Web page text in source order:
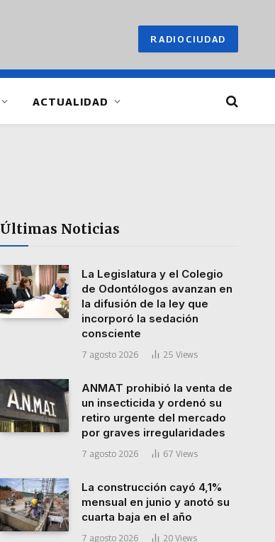
RADIOCIUDAD
ACTUALIDAD
Últimas Noticias
La Legislatura y el Colegio
de Odontólogos avanzan en
la difusión de la ley que
incorporó la sedación
consciente
7 agosto 2026 25 Views
ANMAT prohibió la venta de
un insecticida y ordenó su
retiro urgente del mercado
por graves irregularidades
7 agosto 2026 67 Views
La construcción cayó 4,1%
mensual en junio y anotó su
cuarta baja en el año
7 agosto 2026 20 Views